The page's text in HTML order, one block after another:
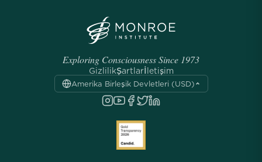
Exploring Consciousness Since 1973
GizlilikŞartlarİletişim
Amerika Birleşik Devletleri (USD)